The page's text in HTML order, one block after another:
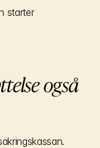
starter
også